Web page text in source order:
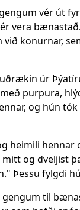
vér út
vera
konurnar,
úr
purpura,
og hún tók
heimili hennar
og dveljist
Þessu fylgdi
gengum til